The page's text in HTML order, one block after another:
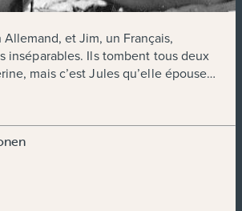
Allemand, et Jim, un Français,
inséparables. Ils tombent tous deux
mais c’est Jules qu’elle épouse…